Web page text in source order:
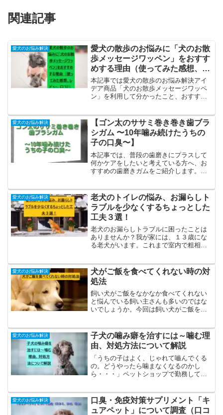
関連記事
愛犬のお悩み解決
愛犬の散歩のお悩みに「犬のお散
歩メッセージワッペン」をおすす
めする理由（使ってみた感想、レ
ビュー、口コミ）
本記事では愛犬の散歩のお悩み解決アイ
デア商品「犬のお散歩メッセージワッペ
ン」を利用して分かったこと、おすすめ
テムなのでおすすめです。デリケートな
愛犬を「無断で、勝手に触ら...
愛犬のお悩み解決
【ゴン太のササミ巻き巻き歯ブラ
シガム 〜10年噛み続けたうちの
子の口臭〜】
本記事では、普段の歯磨きにプラスして
何かケアをしたいと考えている方へ、お
すすめの歯磨きガムをご紹介します。実
にお伝えします。口臭によるリスク犬の
口臭は単なる臭いの問題...
愛犬のお悩み解決
老犬のトイレの悩み、お漏らしト
ラブルを少なくするちょっとした
工夫３選！
老犬のお漏らしトラブルに困ったことは
ありませんか？我が家には、１３歳にな
る老犬がいます。これまで室内で粗相を
じます。今回は、愛犬に負担をかけず飼
い主ができるサポートを３選...
愛犬のお悩み解決
犬がご飯を食べてくれない時の対
処法
飼い犬がご飯をなかなか食べてくれない
と悩んでいる飼い主さんも多いのではな
いでしょうか。今回は飼い犬がご飯を食
法】、ドッグフードおすすめランキング
「口コミ良好」1.ストレ...
愛犬のお悩み解決
子犬の噛み癖を治すには～噛む理
由、対処方法について解説
「うちの子はよく、じゃれて嚙んでくる
の。どうやったら噛まなくなるのかし
ら・・・」ペットショップで勤務してい
癖はまだ治せます。元わんちゃん専門店
で躾を行っていた方法をご紹...
愛犬のお悩み解決
口臭・免疫対策サプリメント「キ
ュアペット」について調査（口コ